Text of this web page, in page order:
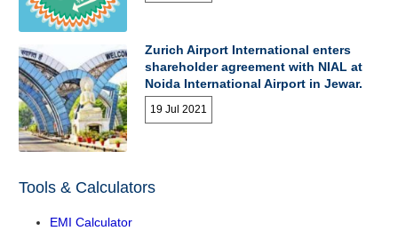
Zurich Airport International enters
shareholder agreement with NIAL at
Noida International Airport in Jewar.
19 Jul 2021
Tools & Calculators
EMI Calculator